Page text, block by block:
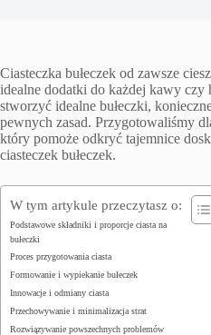
Ciasteczka bułeczek od zawsze
idealne dodatki do każdej kawy czy
stworzyć idealne bułeczki,
pewnych zasad. Przygotowaliśmy
który pomoże odkryć tajemnice
ciasteczek bułeczek.
W tym artykule przeczytasz o:
Podstawowe składniki i proporcje ciasta na
bułeczki
Proces przygotowania ciasta
Formowanie i wypiekanie bułeczek
Innowacje i odmiany ciasta
Przechowywanie i minimalizacja strat
Rozwiązywanie powszechnych problemów